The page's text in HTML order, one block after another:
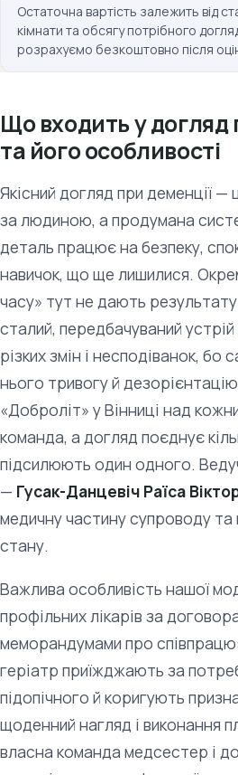
Остаточна вартість залежить від
кімнати та обсягу потрібного
розрахуємо безкоштовно після
Що входить у догляд
та його особливості
Якісний догляд при деменції
за людиною, а продумана
деталь працює на безпеку,
навичок, що ще лишилися.
часу» тут не дають
сталий, передбачуваний
різких змін і несподіванок, бо
нього тривогу й
«Доброліт» у Вінниці над
команда, а догляд поєднує
підсилюють один одного.
— Гусак-Данцевіч Раїса
медичну частину супроводу
стану.
Важлива особливість нашої
профільних лікарів за
меморандумами про
геріатр приїжджають за
підопічного й коригують
щоденний нагляд і виконання
власна команда медсестер і